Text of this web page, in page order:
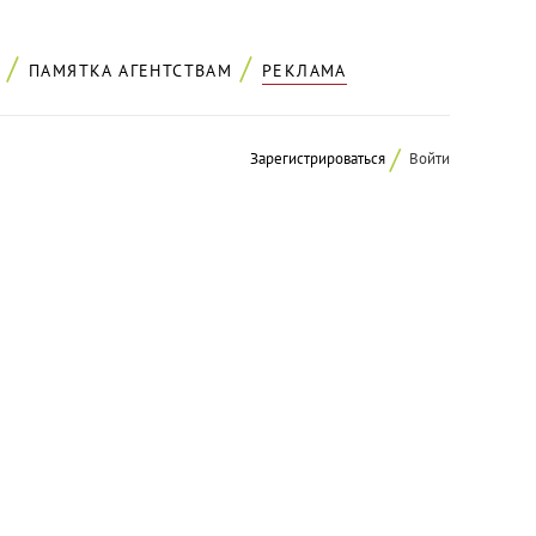
ПАМЯТКА АГЕНТСТВАМ РЕКЛАМА
Зарегистрироваться Войти